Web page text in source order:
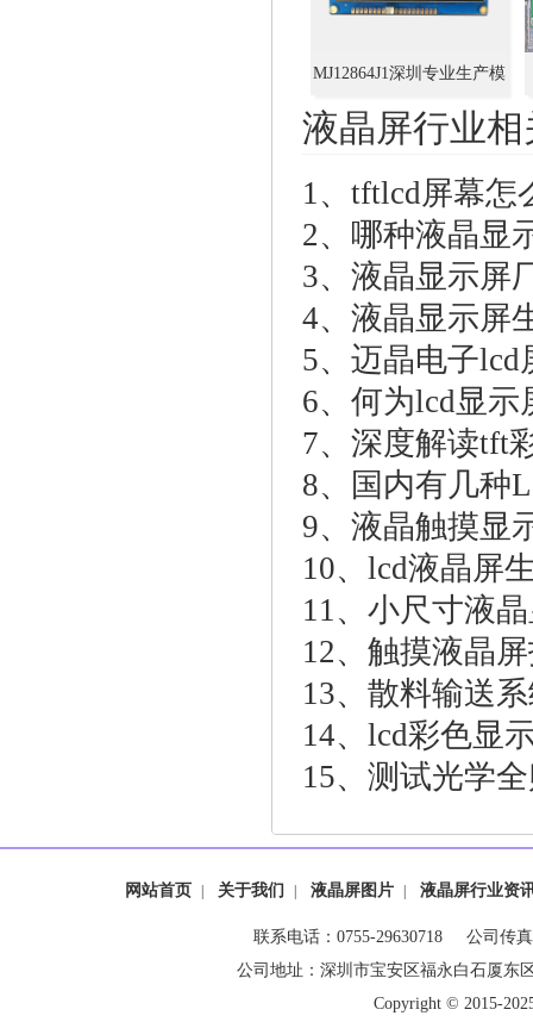
MJ12864J1深圳专业生产模
组厂,LCD加工定制+设计
液晶屏行业
1、 tftlcd屏幕怎
2、 哪种液晶显
3、 液晶显示屏
4、 液晶显示屏
5、 迈晶电子lcd
6、 何为lcd显示
7、 深度解读tft
8、
国内有几种
9、 液晶触摸显
10、 lcd液晶屏
11、 小尺寸液
12、 触摸液晶
13、 散料输送
14、 lcd彩色显
15、 测试光学
网站首页 关于我们 液晶屏图片 液晶屏行业资
联系电话：0755-29630718 公司传
公司地址：深圳市宝安区福永白石厦
Copyright © 2015-